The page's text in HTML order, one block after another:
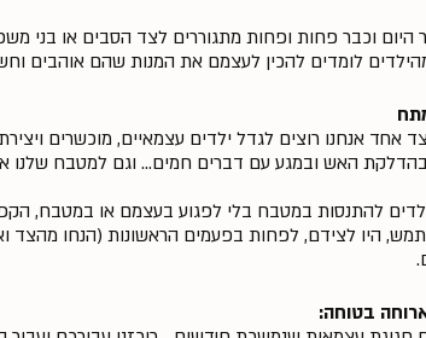
היום וכבר פחות ופחות מתגוררים לצד הסבים או בני
לומדים להכין לעצמם את המנות שהם אוהבים
אנחנו רוצים לגדל ילדים עצמאיים, מוכשרים
האש ובמגע עם דברים חמים... וגם למטבח שלנו
להתנסות במטבח בלי לפגוע בעצמם או במטבח,
היו לצידם, לפחות בפעמים הראשונות (הנחו מהצד
בטוחה: